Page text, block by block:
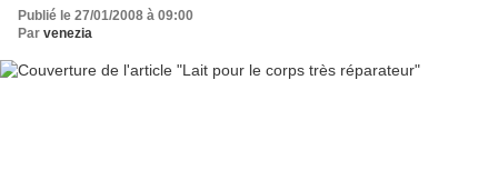
Publié le 27/01/2008 à 09:00
Par venezia